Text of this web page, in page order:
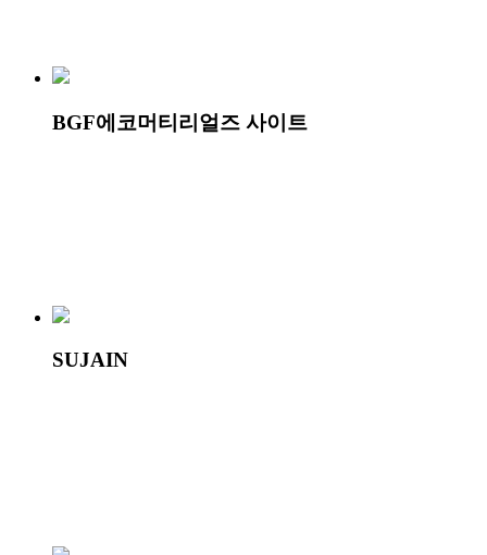
BGF에코머티리얼즈 사이트
SUJAIN